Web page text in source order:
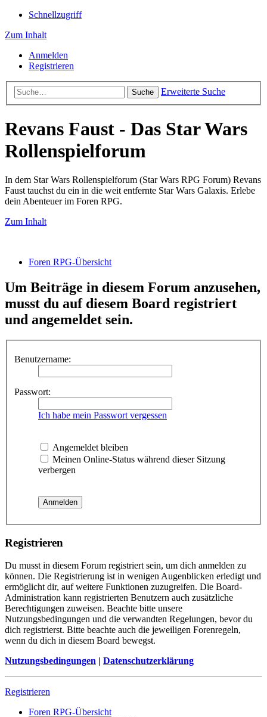
Schnellzugriff
Zum Inhalt
Anmelden
Registrieren
Suche Erweiterte Suche
Revans Faust - Das Star Wars
Rollenspielforum
In dem Star Wars Rollenspielforum (Star Wars RPG Forum) Revans
Faust tauchst du ein in die weit entfernte Star Wars Galaxis. Erlebe
dein Abenteuer im Foren RPG.
Zum Inhalt
Foren RPG-Übersicht
Um Beiträge in diesem Forum anzusehen,
musst du auf diesem Board registriert
und angemeldet sein.
Benutzername:
Passwort:
Ich habe mein Passwort vergessen
Angemeldet bleiben
Meinen Online-Status während dieser Sitzung
verbergen
Registrieren
Du musst in diesem Forum registriert sein, um dich anmelden zu
können. Die Registrierung ist in wenigen Augenblicken erledigt und
ermöglicht dir, auf weitere Funktionen zuzugreifen. Die Board-
Administration kann registrierten Benutzern auch zusätzliche
Berechtigungen zuweisen. Beachte bitte unsere
Nutzungsbedingungen und die verwandten Regelungen, bevor du
dich registrierst. Bitte beachte auch die jeweiligen Forenregeln,
wenn du dich in diesem Board bewegst.
Nutzungsbedingungen | Datenschutzerklärung
Registrieren
Foren RPG-Übersicht